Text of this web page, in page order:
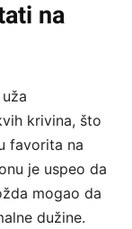
na
krivina, što
favorita na
je uspeo da
mogao da
dužine.